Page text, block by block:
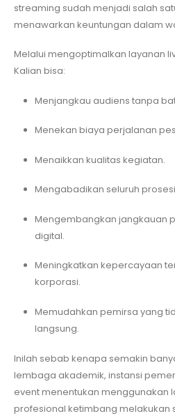
streaming sudah menjadi salah
menawarkan keuntungan dalam
Melalui mengoptimalkan layanan
Kalian bisa:
Menjangkau audiens tanpa
Menekan biaya perjalanan
Menaikkan kualitas kegiatan.
Mengabadikan seluruh
Mengembangkan jangkauan
digital.
Meningkatkan kepercayaan
korporasi.
Memudahkan pemirsa yang
langsung.
Inilah sebab kenapa semakin
lembaga akademik, instansi
event menentukan menggunakan
profesional ketimbang melakukan